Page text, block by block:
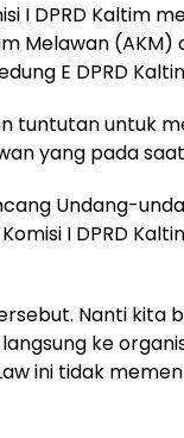
I DPRD Kaltim
Melawan (AKM)
E DPRD
tuntutan untuk
yang pada
Undang-
I DPRD
Nanti kita
ke
ini tidak